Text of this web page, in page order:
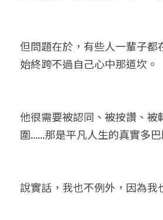
但問題在於，有些人一輩子都
始終跨不過自己心中那道坎。
他很需要被認同、被按讚、被
圍......那是平凡人生的真實多巴
說實話，我也不例外，因為我